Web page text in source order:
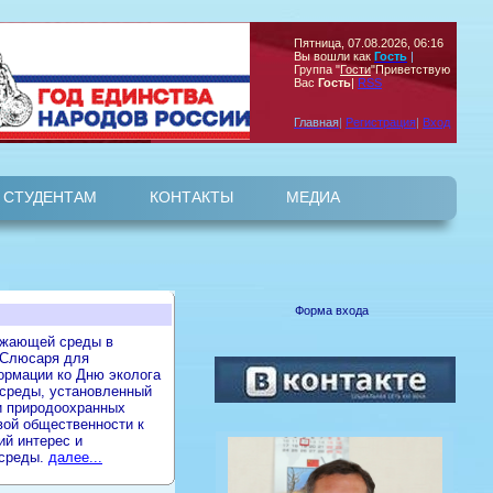
Пятница, 07.08.2026, 06:16
Вы вошли как Гость |
Группа "Гости"Приветствую
Вас Гость| RSS
Главная| Регистрация| Вход
СТУДЕНТАМ КОНТАКТЫ МЕДИА
среды в
для
ко Дню эколога
установленный
общественности к
интерес и
далее...
Форма входа